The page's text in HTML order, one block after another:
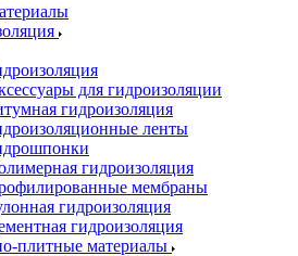
для гидроизоляции
гидроизоляция
ленты
гидроизоляция
мембраны
гидроизоляция
гидроизоляция
плитные материалы